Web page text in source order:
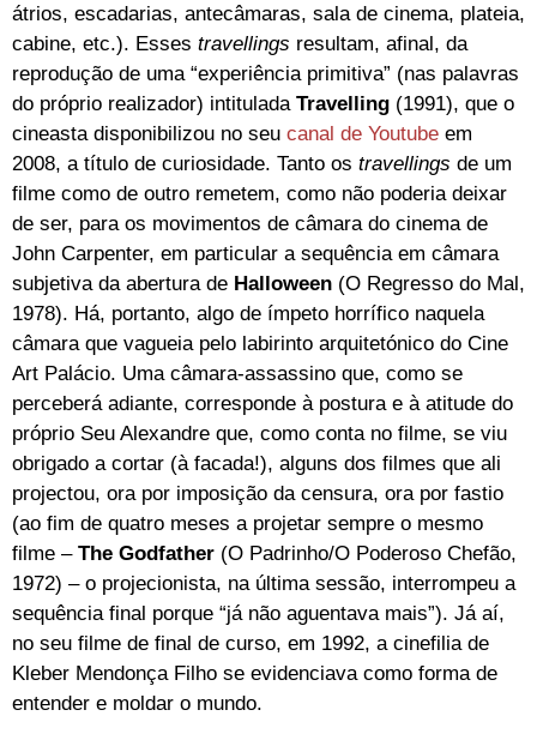
átrios, escadarias, antecâmaras, sala de cinema, plateia,
cabine, etc.). Esses travellings resultam, afinal, da
reprodução de uma “experiência primitiva” (nas palavras
do próprio realizador) intitulada Travelling (1991), que o
cineasta disponibilizou no seu canal de Youtube em
2008, a título de curiosidade. Tanto os travellings de um
filme como de outro remetem, como não poderia deixar
de ser, para os movimentos de câmara do cinema de
John Carpenter, em particular a sequência em câmara
subjetiva da abertura de Halloween (O Regresso do Mal,
1978). Há, portanto, algo de ímpeto horrífico naquela
câmara que vagueia pelo labirinto arquitetónico do Cine
Art Palácio. Uma câmara-assassino que, como se
perceberá adiante, corresponde à postura e à atitude do
próprio Seu Alexandre que, como conta no filme, se viu
obrigado a cortar (à facada!), alguns dos filmes que ali
projectou, ora por imposição da censura, ora por fastio
(ao fim de quatro meses a projetar sempre o mesmo
filme – The Godfather (O Padrinho/O Poderoso Chefão,
1972) – o projecionista, na última sessão, interrompeu a
sequência final porque “já não aguentava mais”). Já aí,
no seu filme de final de curso, em 1992, a cinefilia de
Kleber Mendonça Filho se evidenciava como forma de
entender e moldar o mundo.